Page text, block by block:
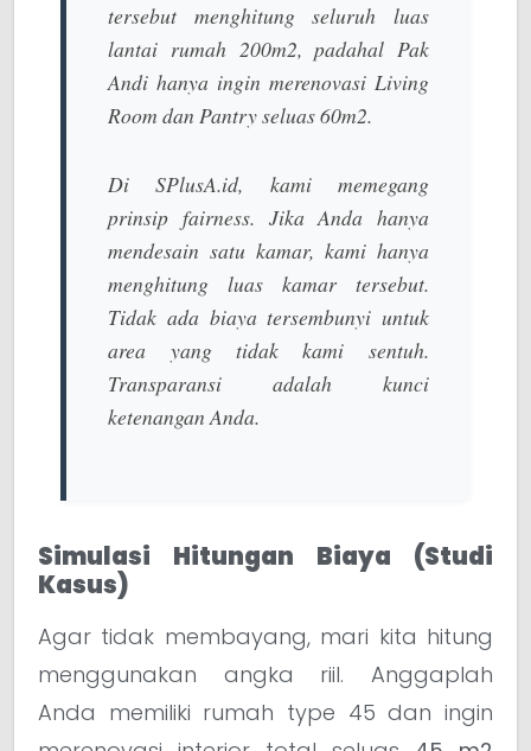
tersebut menghitungseluruh luas
lantai rumah 200m2, padahal Pak
Andi hanya ingin merenovasi Living
Room danPantryseluas 60m2.
DiSPlusA.id, kami memegang
prinsip fairness. Jika Anda hanya
mendesain satu kamar, kami hanya
menghitung luas kamar tersebut.
Tidak ada biaya tersembunyi untuk
area yang tidak kami sentuh.
Transparansi adalah kunci
ketenangan Anda.
Simulasi Hitungan Biaya (Studi
Kasus)
Agar tidak membayang, mari kita hitung
menggunakan angka riil. Anggaplah
Anda memiliki rumah type 45 dan ingin